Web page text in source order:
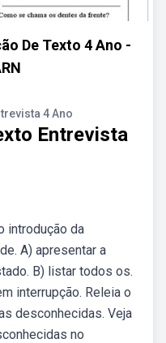
De Texto 4 Ano -
4 Ano
Entrevista
introdução da
A) apresentar a
B) listar todos os.
interrupção. Releia o
desconhecidas. Veja
no